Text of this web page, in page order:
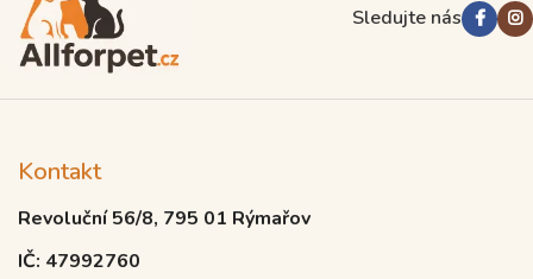
Sledujte nás
Kontakt
Revoluční 56/8, 795 01 Rýmařov
IČ: 47992760